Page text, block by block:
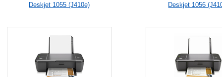
Deskjet 1055 (J410e)
Deskjet 1056